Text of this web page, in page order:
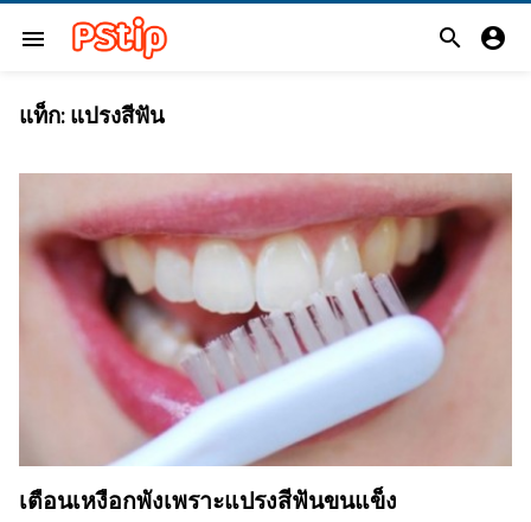
menu  
แท็ก: แปรงสีฟัน
เตือนเหงือกพังเพราะแปรงสีฟันขนแข็ง